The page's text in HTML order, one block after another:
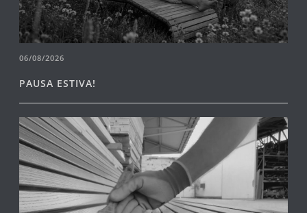
06/08/2026
PAUSA ESTIVA!